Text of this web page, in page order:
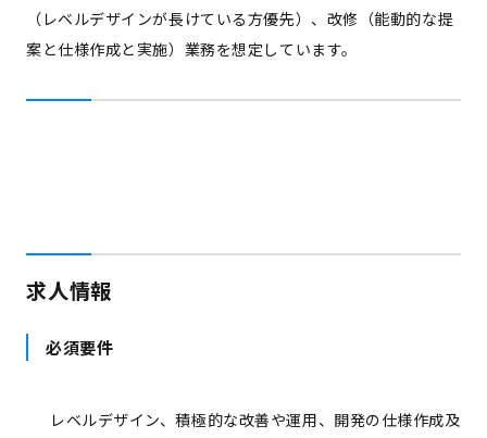
（レベルデザインが長けている方優先）、改修（能動的な提
案と仕様作成と実施）業務を想定しています。
求人情報
必須要件
レベルデザイン、積極的な改善や運用、開発の仕様作成及